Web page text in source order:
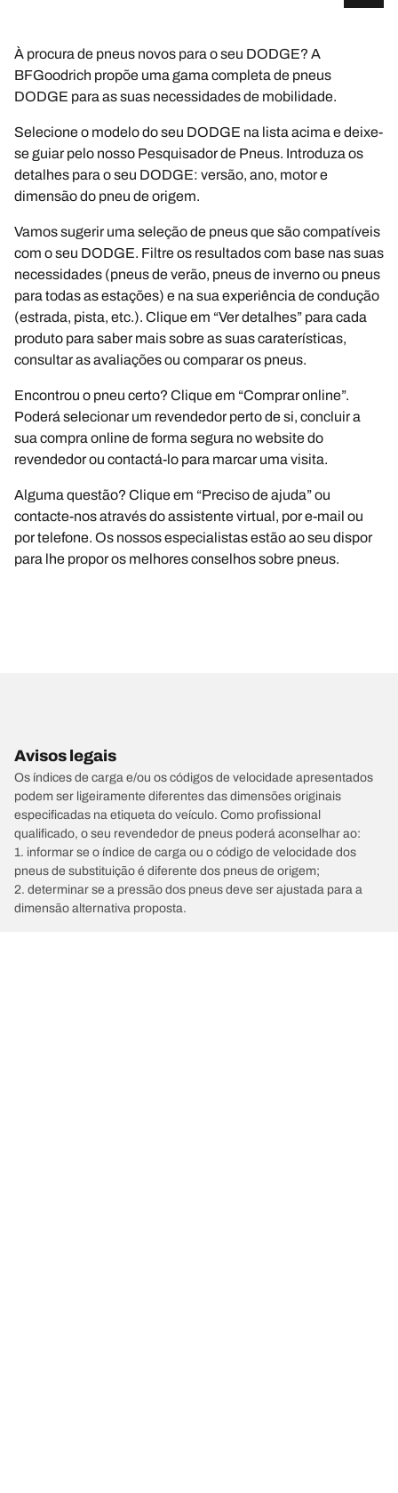
À procura de pneus novos para o seu DODGE? A
BFGoodrich propõe uma gama completa de pneus
DODGE para as suas necessidades de mobilidade.
Selecione o modelo do seu DODGE na lista acima e deixe-
se guiar pelo nosso Pesquisador de Pneus. Introduza os
detalhes para o seu DODGE: versão, ano, motor e
dimensão do pneu de origem.
Vamos sugerir uma seleção de pneus que são compatíveis
com o seu DODGE. Filtre os resultados com base nas suas
necessidades (pneus de verão, pneus de inverno ou pneus
para todas as estações) e na sua experiência de condução
(estrada, pista, etc.). Clique em “Ver detalhes” para cada
produto para saber mais sobre as suas caraterísticas,
consultar as avaliações ou comparar os pneus.
Encontrou o pneu certo? Clique em “Comprar online”.
Poderá selecionar um revendedor perto de si, concluir a
sua compra online de forma segura no website do
revendedor ou contactá-lo para marcar uma visita.
Alguma questão? Clique em “Preciso de ajuda” ou
contacte-nos através do assistente virtual, por e-mail ou
por telefone. Os nossos especialistas estão ao seu dispor
para lhe propor os melhores conselhos sobre pneus.
Avisos legais
Os índices de carga e/ou os códigos de velocidade apresentados
podem ser ligeiramente diferentes das dimensões originais
especificadas na etiqueta do veículo. Como profissional
qualificado, o seu revendedor de pneus poderá aconselhar ao:
1. informar se o índice de carga ou o código de velocidade dos
pneus de substituição é diferente dos pneus de origem;
2. determinar se a pressão dos pneus deve ser ajustada para a
dimensão alternativa proposta.